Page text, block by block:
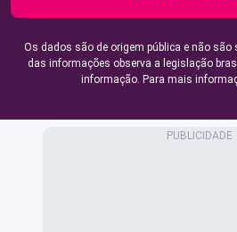
Os dados são de origem pública e não
das informações observa a legislação
informação. Para mais